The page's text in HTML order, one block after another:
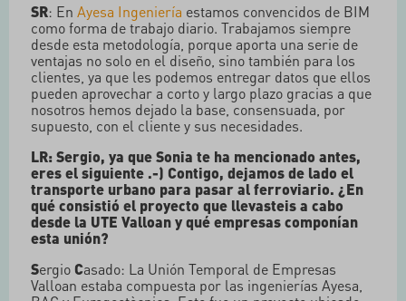
SR: En Ayesa Ingeniería estamos convencidos de BIM
como forma de trabajo diario. Trabajamos siempre
desde esta metodología, porque aporta una serie de
ventajas no solo en el diseño, sino también para los
clientes, ya que les podemos entregar datos que ellos
pueden aprovechar a corto y largo plazo gracias a que
nosotros hemos dejado la base, consensuada, por
supuesto, con el cliente y sus necesidades.
LR: Sergio, ya que Sonia te ha mencionado antes,
eres el siguiente .-) Contigo, dejamos de lado el
transporte urbano para pasar al ferroviario. ¿En
qué consistió el proyecto que llevasteis a cabo
desde la UTE Valloan y qué empresas componían
esta unión?
SergioCasado: La Unión Temporal de Empresas
Valloan estaba compuesta por las ingenierías Ayesa,